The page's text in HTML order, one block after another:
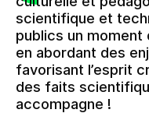
scientifique et
publics un
en abordant des
favorisant l’esprit
des faits
accompagne !